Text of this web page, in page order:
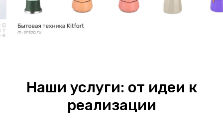
Наши услуги: от идеи к
реализации